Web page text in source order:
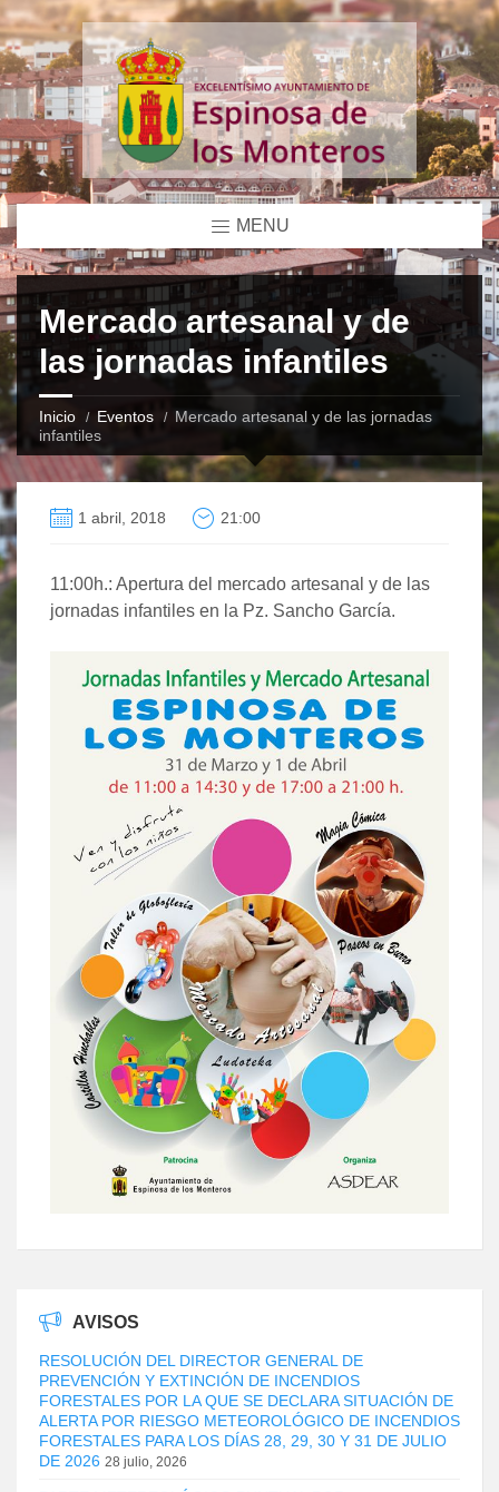
MENU
Mercado artesanal y de
las jornadas infantiles
Inicio Eventos
Mercado artesanal y de las jornadas
infantiles
1 abril, 2018 21:00
11:00h.: Apertura del mercado artesanal y de las
jornadas infantiles en la Pz. Sancho García.
AVISOS
RESOLUCIÓN DEL DIRECTOR GENERAL DE
PREVENCIÓN Y EXTINCIÓN DE INCENDIOS
FORESTALES POR LA QUE SE DECLARA SITUACIÓN DE
ALERTA POR RIESGO METEOROLÓGICO DE INCENDIOS
FORESTALES PARA LOS DÍAS 28, 29, 30 Y 31 DE JULIO
DE 2026 28 julio, 2026